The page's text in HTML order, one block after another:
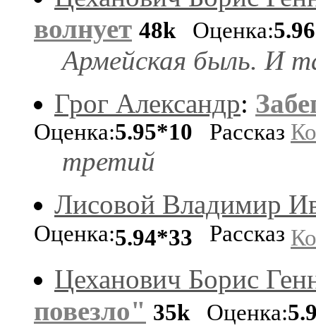
волнует 48k Оценка:
Армейская быль. И
Грог Александр:
Оценка:5.95*10 Рассказ
третий
Лисовой Владимир
Оценка:5.94*33 Рассказ
Цеханович Борис
повезло" 35k Оценка: